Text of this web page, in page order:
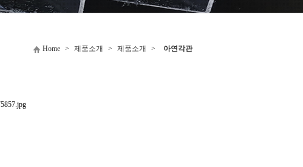
Home > 제품소개 > 제품소개 > 아연각관